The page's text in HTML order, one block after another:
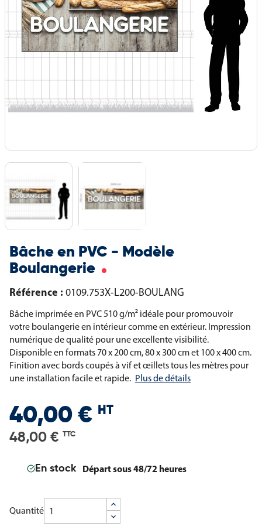
Bâche en PVC - Modèle
Boulangerie
Référence : 0109.753X-L200-BOULANG
Bâche imprimée en PVC 510 g/m² idéale pour promouvoir
votre boulangerie en intérieur comme en extérieur. Impression
numérique de qualité pour une excellente visibilité.
Disponible en formats 70 x 200 cm, 80 x 300 cm et 100 x 400 cm.
Finition avec bords coupés à vif et œillets tous les mètres pour
une installation facile et rapide. Plus de détails
40,00 € HT
48,00 € TTC
En stock Départ sous 48/72 heures
Quantité